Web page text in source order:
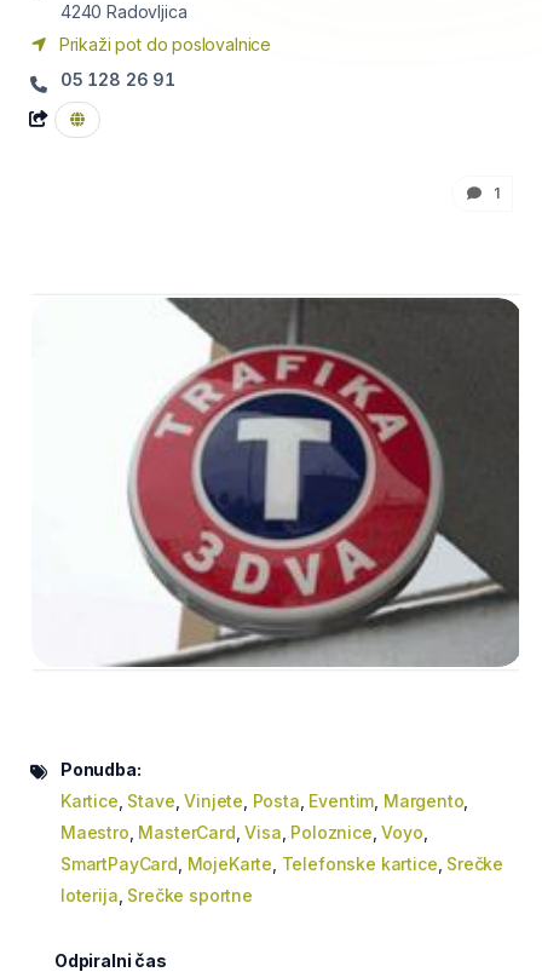
4240 Radovljica
Prikaži pot do poslovalnice
05 128 26 91
1
Ponudba:
Kartice Stave ,Vinjete Posta Eventim Margento
Maestro MasterCard ,Visa Poloznice ,Voyo
SmartPayCard MojeKarte Telefonske kartice Srečke
loterija Srečke sportne
Odpiralni čas